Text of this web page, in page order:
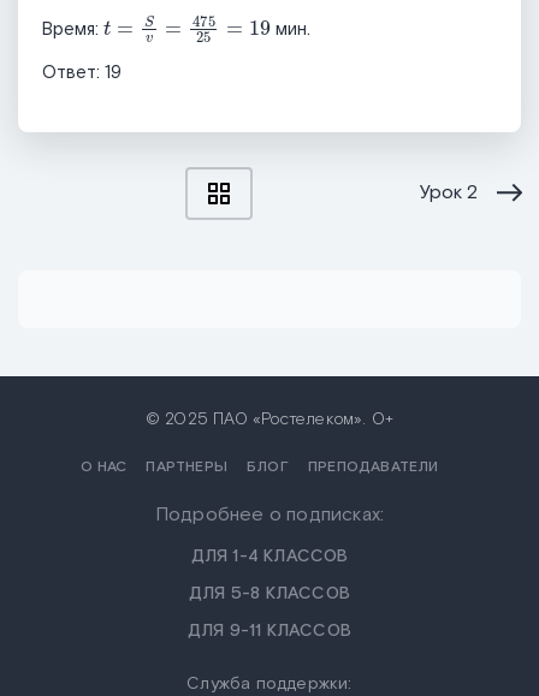
Время:
t v= 47525 19
мин.
Ответ: 19
Урок2
© 2025 ПАО «Ростелеком». 0+
О НАС ПАРТНЕРЫ БЛОГ ПРЕПОДАВАТЕЛИ
Подробнее о подписках:
ДЛЯ 1-4 КЛАССОВ
ДЛЯ 5-8 КЛАССОВ
ДЛЯ 9-11 КЛАССОВ
Служба поддержки: